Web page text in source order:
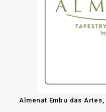
Almenat Embu das